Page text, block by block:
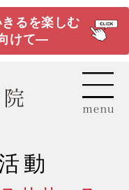
るを楽しむ
けて―
動